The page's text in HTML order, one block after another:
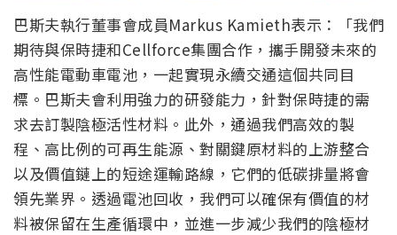
巴斯夫執行董事會成員Markus Kamieth表示：「我們
期待與保時捷和Cellforce集團合作，攜手開發未來的
高性能電動車電池，一起實現永續交通這個共同目
標。巴斯夫會利用強力的研發能力，針對保時捷的需
求去訂製陰極活性材料。此外，通過我們高效的製
程、高比例的可再生能源、對關鍵原材料的上游整合
以及價值鏈上的短途運輸路線，它們的低碳排量將會
領先業界。透過電池回收，我們可以確保有價值的材
料被保留在生產循環中，並進一步減少我們的陰極材